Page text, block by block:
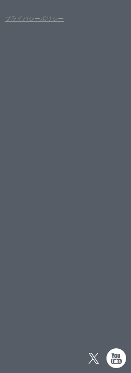
プライバシーポリシー